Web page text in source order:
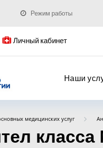
Режим работы
Личный кабинет
Наши
медицинских услуг
класса